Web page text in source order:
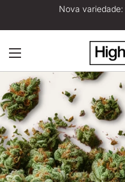
Nova variedade: